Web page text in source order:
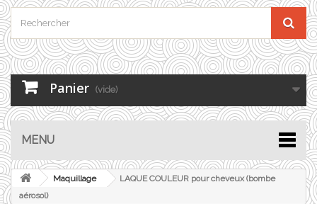
Panier (vide)
MENU
Maquillage
LAQUE COULEUR pour cheveux (bombe
aérosol)